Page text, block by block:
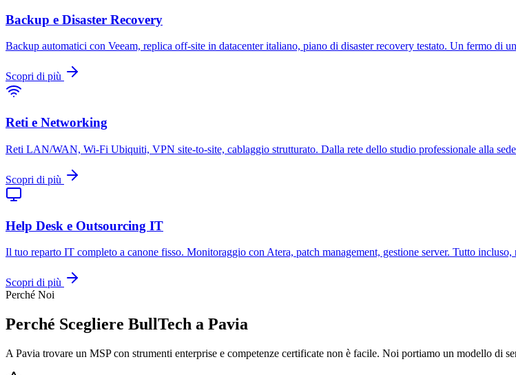
Backup e Disaster Recovery
Backup automatici con Veeam, replica off-site in datacenter italiano, piano di disaster recovery testato. Un fermo di
Scopri di più
Reti e Networking
Reti LAN/WAN, Wi-Fi Ubiquiti, VPN site-to-site, cablaggio strutturato. Dalla rete dello studio professionale alla
Scopri di più
Help Desk e Outsourcing IT
Il tuo reparto IT completo a canone fisso. Monitoraggio con Atera, patch management, gestione server. Tutto
Scopri di più
Perché Noi
Perché Scegliere BullTech a Pavia
A Pavia trovare un MSP con strumenti enterprise e competenze certificate non è facile. Noi portiamo un modello di